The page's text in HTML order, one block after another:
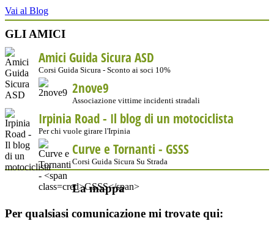
Vai al Blog
GLI AMICI
Amici Guida Sicura ASD
Corsi Guida Sicura - Sconto ai soci 10%
2nove9
Associazione vittime incidenti stradali
Irpinia Road - Il blog di un motociclista
Per chi vuole girare l'Irpinia
Curve e Tornanti - GSSS
Corsi Guida Sicura Su Strada
La mappa
Per qualsiasi comunicazione mi trovate qui: